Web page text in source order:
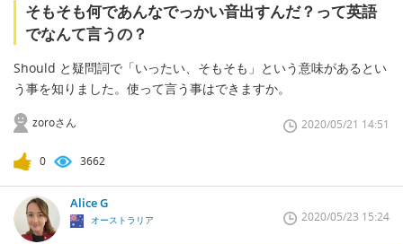
そもそも何であんなでっかい音出すんだ？って英語
でなんて言うの？
Should と疑問詞で「いったい、そもそも」という意味があるとい
う事を知りました。使って言う事はできますか。
zoroさん 2020/05/21 14:51
0 3662
Alice G
オーストラリア 2020/05/23 15:24